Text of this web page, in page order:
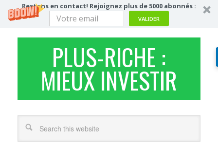
Restons en contact! Rejoignez plus de 5000 abonnés :
VALIDER
PLUS-RICHE :
MIEUX INVESTIR